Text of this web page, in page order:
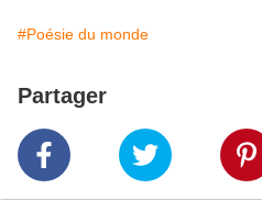
#Poésie du monde
Partager